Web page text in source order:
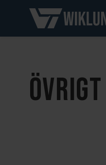
ÖVRIGT